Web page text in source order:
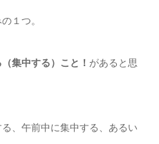
１つ。
集中する）こと！ があると思
、午前中に集中する、あるい